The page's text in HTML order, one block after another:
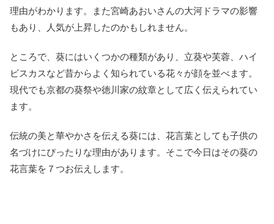
理由がわかります。また宮崎あおいさんの大河ドラマの影響
もあり、人気が上昇したのかもしれません。
ところで、葵にはいくつかの種類があり、立葵や芙蓉、ハイ
ビスカスなど昔からよく知られている花々が顔を並べます。
現代でも京都の葵祭や徳川家の紋章として広く伝えられてい
ます。
伝統の美と華やかさを伝える葵には、花言葉としても子供の
名づけにぴったりな理由があります。そこで今日はその葵の
花言葉を７つお伝えします。